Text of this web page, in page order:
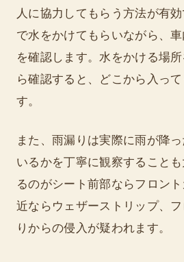
人に協力してもらう方法が有
で水をかけてもらいながら、
を確認します。水をかける場
ら確認すると、どこから入っ
す。
また、雨漏りは実際に雨が降
いるかを丁寧に観察すること
るのがシート前部ならフロン
近ならウェザーストリップ、
りからの侵入が疑われます。